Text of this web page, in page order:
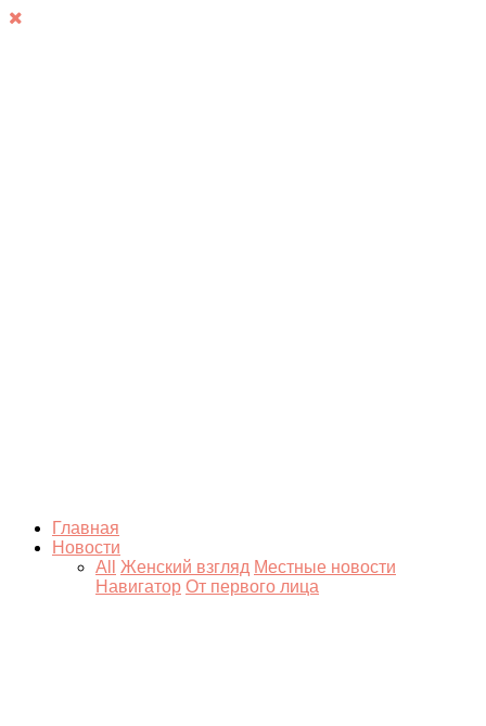
Главная
Новости
All
Женский взгляд Местные новости
Навигатор От первого лица